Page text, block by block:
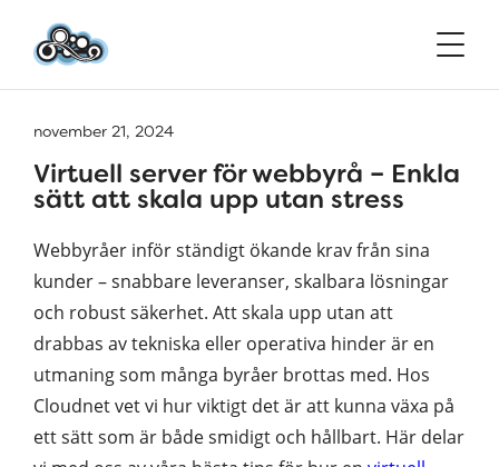
november 21, 2024
Virtuell server för webbyrå – Enkla
sätt att skala upp utan stress
Webbyråer inför ständigt ökande krav från sina
kunder – snabbare leveranser, skalbara lösningar
och robust säkerhet. Att skala upp utan att
drabbas av tekniska eller operativa hinder är en
utmaning som många byråer brottas med. Hos
Cloudnet vet vi hur viktigt det är att kunna växa på
ett sätt som är både smidigt och hållbart. Här delar